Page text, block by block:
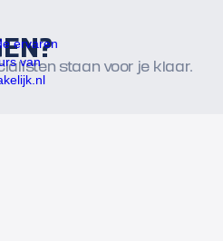
staan voor je klaar.